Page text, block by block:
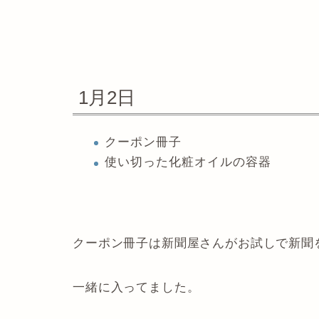
1月2日
クーポン冊子
使い切った化粧オイルの容器
クーポン冊子は新聞屋さんがお試しで新
一緒に入ってました。